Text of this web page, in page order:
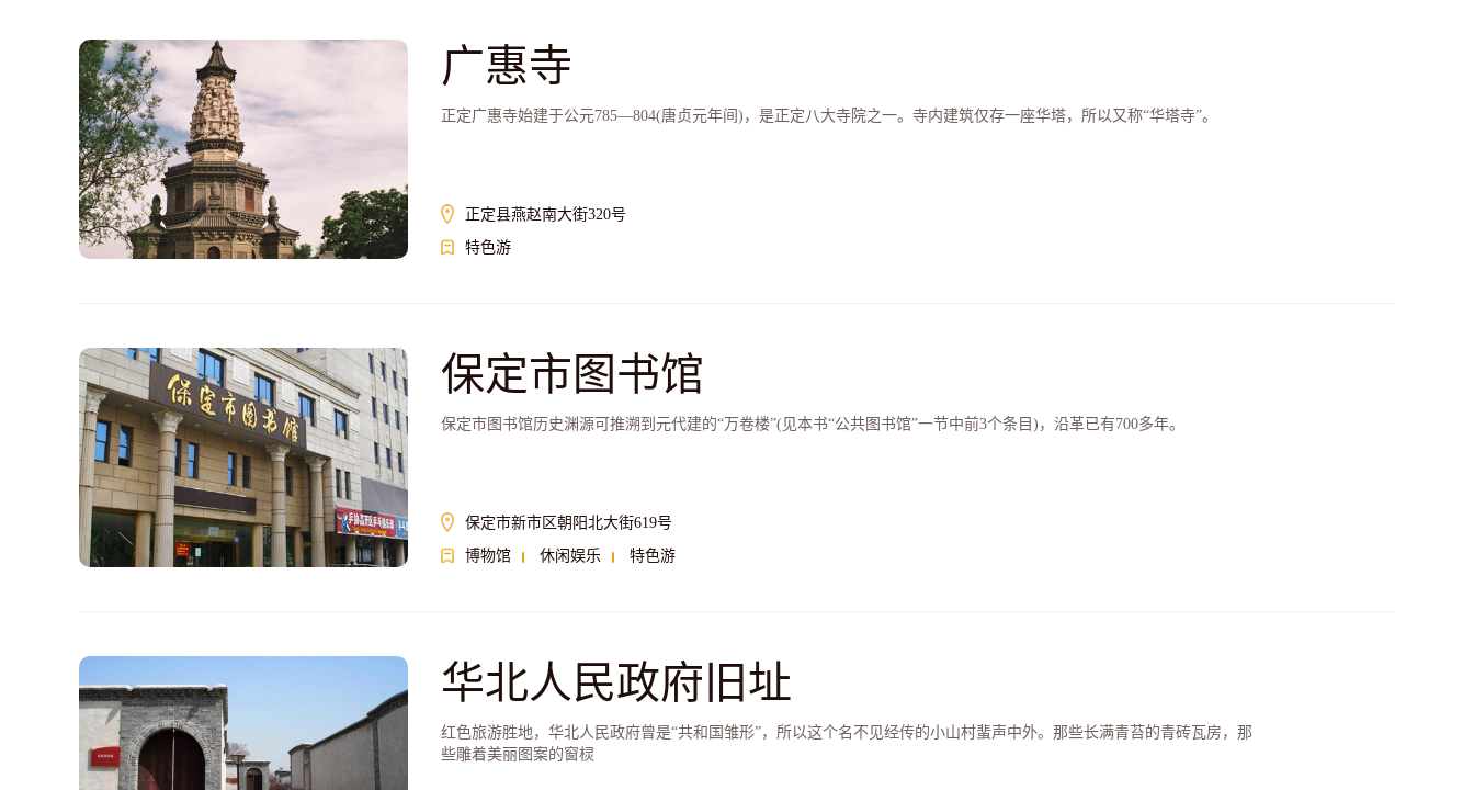
广惠寺
正定广惠寺始建于公元785—804(唐贞元年间)，是正定八大寺院之一。寺内建筑仅存一座华塔，所以又称“华塔寺”。
正定县燕赵南大街320号
特色游
保定市图书馆
保定市图书馆历史渊源可推溯到元代建的“万卷楼”(见本书“公共图书馆”一节中前3个条目)，沿革已有700多年。
保定市新市区朝阳北大街619号
博物馆
休闲娱乐 特色游
华北人民政府旧址
红色旅游胜地，华北人民政府曾是“共和国雏形”，所以这个名不见经传的小山村蜚声中外。那些长满青苔的青砖瓦房，那
些雕着美丽图案的窗棂